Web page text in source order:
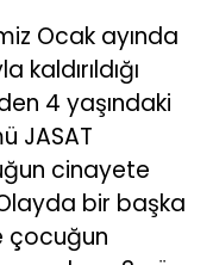
Ocak ayında
4 yaşındaki
JASAT
cinayete
bir başka
çocuğun